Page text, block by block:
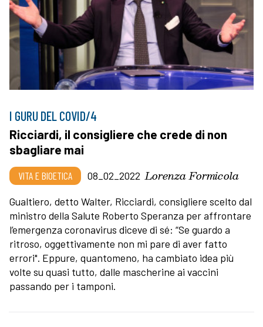
I GURU DEL COVID/4
Ricciardi, il consigliere che crede di non
sbagliare mai
VITA E BIOETICA 08_02_2022 Lorenza Formicola
Gualtiero, detto Walter, Ricciardi, consigliere scelto dal
ministro della Salute Roberto Speranza per affrontare
l’emergenza coronavirus diceve di sé: “Se guardo a
ritroso, oggettivamente non mi pare di aver fatto
errori". Eppure, quantomeno, ha cambiato idea più
volte su quasi tutto, dalle mascherine ai vaccini
passando per i tamponi.